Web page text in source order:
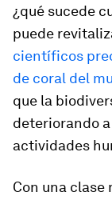
¿qué sucede
puede
científicos
de coral del
que la
deteriorando
actividades
Con una clase